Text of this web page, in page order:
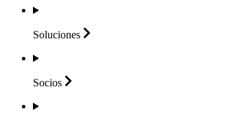
Soluciones
Socios